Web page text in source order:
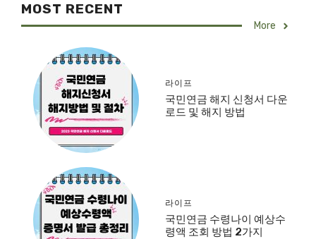
MOST RECENT
More
라이프
국민연금 해지 신청서 다운
로드 및 해지 방법
라이프
국민연금 수령나이 예상수
령액 조회 방법 2가지